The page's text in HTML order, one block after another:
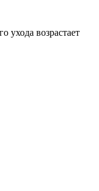
ухода возрастает